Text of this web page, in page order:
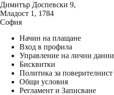
Димитър Доспевски 9,
Младост 1, 1784
София
Начин на плащане
Вход в профила
Управление на лични данни
Бисквитки
Политика за поверителнист
Общи условия
Регламент и Записване